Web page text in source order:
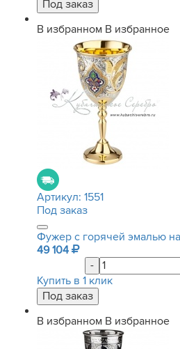
В избранном В избранное
Артикул: 1551
Под заказ
Фужер с горячей эмалью на
49 104
-
Купить в 1 клик
В избранном В избранное